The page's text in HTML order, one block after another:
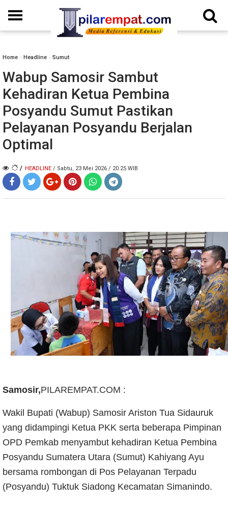
Home » Headline » Sumut
Wabup Samosir Sambut
Kehadiran Ketua Pembina
Posyandu Sumut Pastikan
Pelayanan Posyandu Berjalan
Optimal
/ HEADLINE / Sabtu, 23 Mei 2026 / 20.25 WIB
Samosir,PILAREMPAT.COM :
Wakil Bupati (Wabup) Samosir Ariston Tua Sidauruk
yang didampingi Ketua PKK serta beberapa Pimpinan
OPD Pemkab menyambut kehadiran Ketua Pembina
Posyandu Sumatera Utara (Sumut) Kahiyang Ayu
bersama rombongan di Pos Pelayanan Terpadu
(Posyandu) Tuktuk Siadong Kecamatan Simanindo.